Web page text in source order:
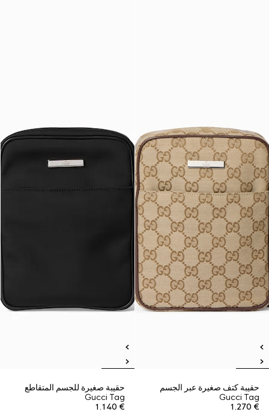
حقيبة كتف صغيرة عبر الجسم
Gucci Tag
€ 1.270
حقيبة صغيرة للجسم المتقاطع
Gucci Tag
€ 1.140